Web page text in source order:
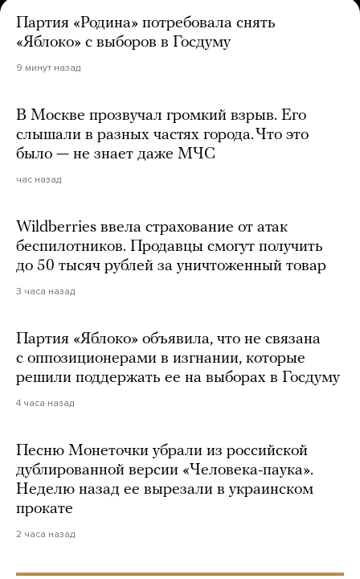
Партия «Родина» потребовала снять
«Яблоко» с выборов в Госдуму
9 минут назад
В Москве прозвучал громкий взрыв. Его
слышали в разных частях города. Что это
было — не знает даже МЧС
час назад
Wildberries ввела страхование от атак
беспилотников. Продавцы смогут получить
до 50 тысяч рублей за уничтоженный товар
3 часа назад
Партия «Яблоко» объявила, что не связана
с оппозиционерами в изгнании, которые
решили поддержать ее на выборах в Госдуму
4 часа назад
Песню Монеточки убрали из российской
дублированной версии «Человека-паука».
Неделю назад ее вырезали в украинском
прокате
2 часа назад